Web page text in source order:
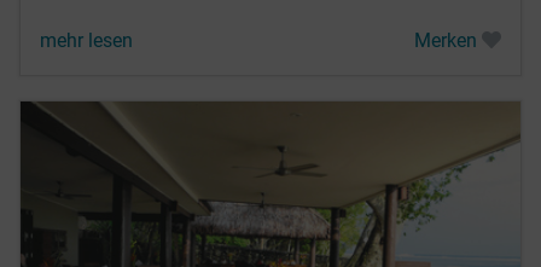
mehr lesen Merken